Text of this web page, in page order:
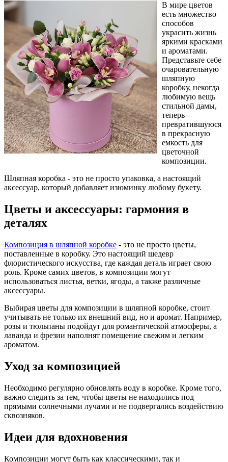
В мире цветов
есть множество
способов
украсить жизнь
яркими красками
и ароматами.
Представьте себе
очаровательную
шляпную
коробку, некогда
любимую вещь
стильной дамы,
теперь
превратившуюся
в прекрасную
емкость для
цветочной
композиции.
Шляпная коробка - это не просто упаковка, а настоящий
аксессуар, который добавляет изюминку любому букету.
Цветы и аксессуары: гармония в
деталях
Композиция в шляпной коробке - это не просто цветы,
поставленные в коробку. Это настоящий шедевр
флористического искусства, где каждая деталь играет свою
роль. Кроме самих цветов, в композиции могут
использоваться листья, ветки, ягоды, а также различные
аксессуары.
Выбирая цветы для композиции в шляпной коробке, стоит
учитывать не только их внешний вид, но и аромат. Например,
розы и тюльпаны подойдут для романтической атмосферы, а
лаванда и фрезии наполнят помещение свежим и легким
ароматом.
Уход за композицией
Необходимо регулярно обновлять воду в коробке. Кроме того,
важно следить за тем, чтобы цветы не находились под
прямыми солнечными лучами и не подвергались воздействию
сквозняков.
Идеи для вдохновения
Композиции могут быть как классическими, так и